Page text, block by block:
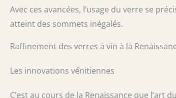
Avec ces avancées, l’usage du verre se
atteint des sommets inégalés.
Raffinement des verres à vin à la
Les innovations vénitiennes
C’est au cours de la Renaissance que